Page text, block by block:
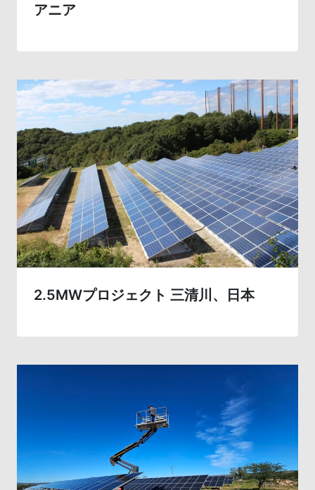
アニア
2.5MWプロジェクト 三清川、日本